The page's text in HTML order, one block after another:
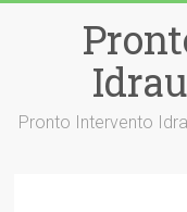
Pronto Intervento